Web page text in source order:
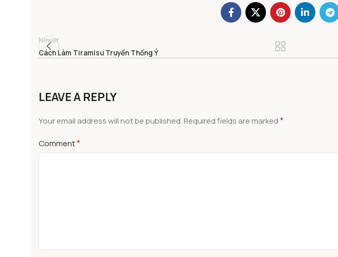
Newer
Cách Làm Tiramisu Truyền Thống Ý
LEAVE A REPLY
Your email address will not be published. Required fields are marked*
Comment*